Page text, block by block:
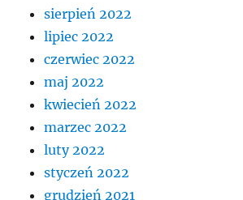
sierpień 2022
lipiec 2022
czerwiec 2022
maj 2022
kwiecień 2022
marzec 2022
luty 2022
styczeń 2022
grudzień 2021